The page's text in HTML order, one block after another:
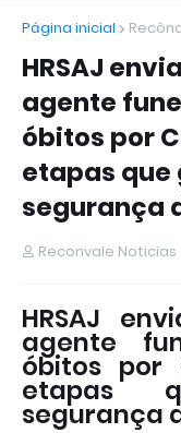
Página inicial
HRSAJ
agente
óbitos por
etapas que
segurança
Reconvale Noticias
HRSAJ
agente
óbitos por
etapas
segurança